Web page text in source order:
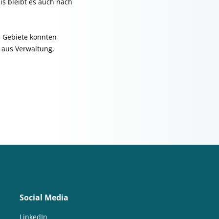
konnten
Verwaltung,
Social Media
LinkedIn